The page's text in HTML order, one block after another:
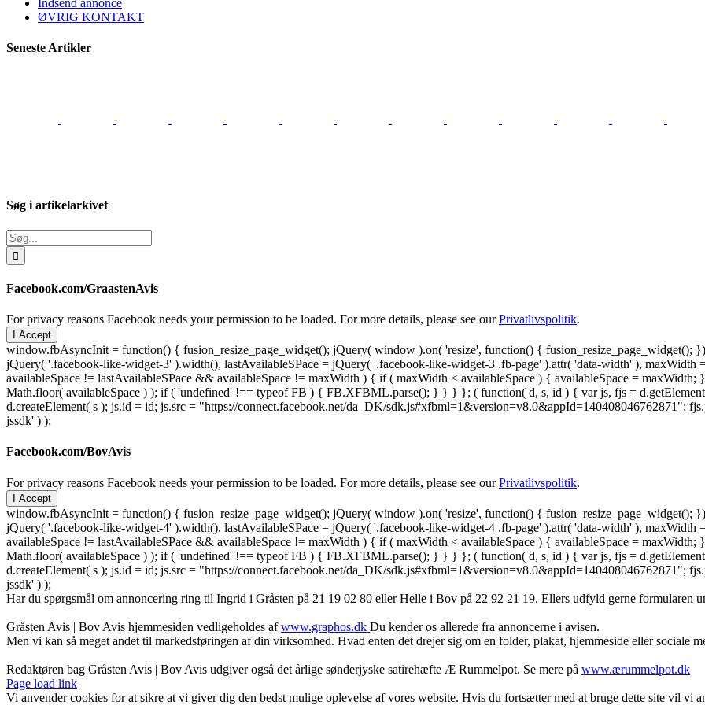
ØVRIG KONTAKT
Seneste Artikler
Søg i artikelarkivet
Søg
efter:
Facebook.com/GraastenAvis
For privacy reasons Facebook needs your permission to be loaded. For more details, please see ourPrivatlivspolitik.
I Accept
window.fbAsyncInit = function() { fusion_resize_page_widget(); jQuery( window ).on( 'resize', function() { fusion_resize_page_widget();
jQuery( '.facebook-like-widget-3' ).width(), lastAvailableSPace = jQuery( '.facebook-like-widget-3 .fb-page' ).attr( 'data-width' ),
availableSpace != lastAvailableSPace && availableSpace != maxWidth ) { if ( maxWidth < availableSpace ) { availableSpace =
Math.floor( availableSpace ) ); if ( 'undefined' !== typeof FB ) { FB.XFBML.parse(); } } } }; ( function( d, s, id ) { var js, fjs =
d.createElement( s ); js.id = id; js.src = "https://connect.facebook.net/da_DK/sdk.js#xfbml=1&version=v8.0&appId=140408046762871";
jssdk' ) );
Facebook.com/BovAvis
For privacy reasons Facebook needs your permission to be loaded. For more details, please see ourPrivatlivspolitik.
I Accept
window.fbAsyncInit = function() { fusion_resize_page_widget(); jQuery( window ).on( 'resize', function() { fusion_resize_page_widget();
jQuery( '.facebook-like-widget-4' ).width(), lastAvailableSPace = jQuery( '.facebook-like-widget-4 .fb-page' ).attr( 'data-width' ),
availableSpace != lastAvailableSPace && availableSpace != maxWidth ) { if ( maxWidth < availableSpace ) { availableSpace =
Math.floor( availableSpace ) ); if ( 'undefined' !== typeof FB ) { FB.XFBML.parse(); } } } }; ( function( d, s, id ) { var js, fjs =
d.createElement( s ); js.id = id; js.src = "https://connect.facebook.net/da_DK/sdk.js#xfbml=1&version=v8.0&appId=140408046762871";
jssdk' ) );
Har du spørgsmål om annoncering ring til Ingrid i Gråsten på 21 19 02 80 ‬eller Helle i Bov på 22 92 21 19‬. Ellers udfyld gerne formularen
Gråsten Avis | Bov Avis hjemmesiden vedligeholdes afwww.graphos.dk Du kender os allerede fra annoncerne i avisen.
Men vi kan så meget andet til markedsføringen af din virksomhed. Hvad enten det drejer sig om en folder, plakat, hjemmeside eller sociale
Redaktøren bag Gråsten Avis | Bov Avis udgiver også det årlige sønderjyske satirehæfte Æ Rummelpot. Se mere på www.ærummelpot.dk
Facebook
Facebook
Facebook
Facebook
Instagram
Instagram
Instagram
LinkedIn
Page load link
Vi anvender cookies for at sikre at vi giver dig den bedst mulige oplevelse af vores website. Hvis du fortsætter med at bruge dette site vil vi